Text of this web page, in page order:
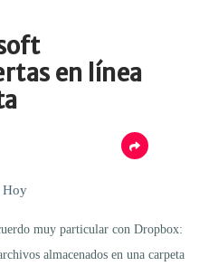
en línea
Hoy
muy particular con Dropbox:
almacenados en una carpeta